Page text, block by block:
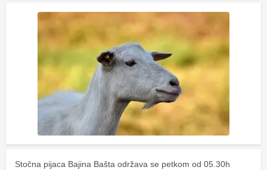
Stočna pijaca Bajina Bašta održava se petkom od 05.30h